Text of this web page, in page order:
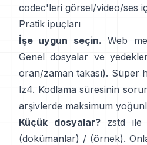
codec'leri görsel/video/ses
Pratik ipuçları
İşe uygun seçin. Web
Genel dosyalar ve
oran/zaman takası). Süper
lz4. Kodlama süresinin
arşivlerde maksimum
Küçük dosyalar?zstd ile
(dokümanlar) / (örnek).